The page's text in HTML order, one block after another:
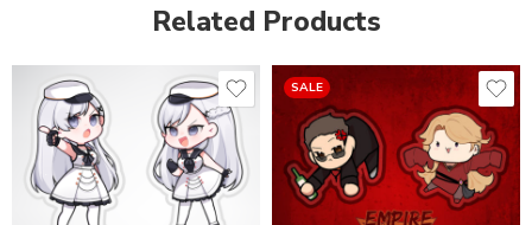
Related Products
Standee Type
Type 1
SALE
Variant
Adrian Jacko